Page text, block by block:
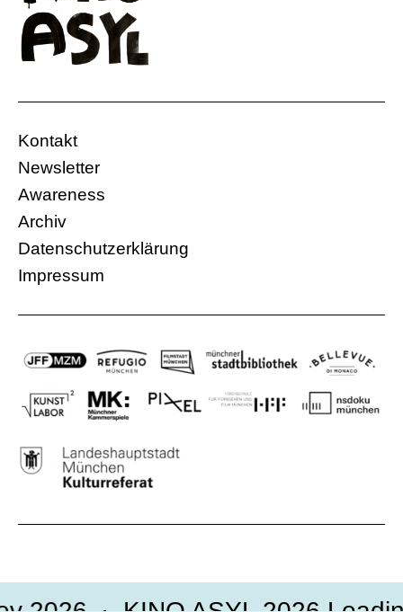
Kontakt
Newsletter
Awareness
Archiv
Datenschutzerklärung
Impressum